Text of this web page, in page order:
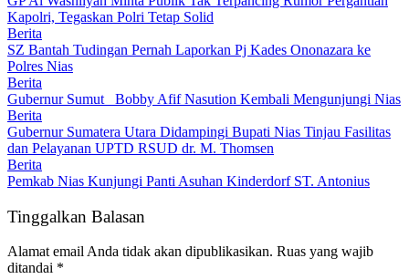
Kapolri, Tegaskan Polri Tetap Solid
Berita
SZ Bantah Tudingan Pernah Laporkan Pj Kades Ononazara ke
Polres Nias
Berita
Gubernur Sumut Bobby Afif Nasution Kembali Mengunjungi Nias
Berita
Gubernur Sumatera Utara Didampingi Bupati Nias Tinjau Fasilitas
dan Pelayanan UPTD RSUD dr. M. Thomsen
Berita
Pemkab Nias Kunjungi Panti Asuhan Kinderdorf ST. Antonius
Tinggalkan Balasan
Alamat email Anda tidak akan dipublikasikan. Ruas yang wajib
ditandai *